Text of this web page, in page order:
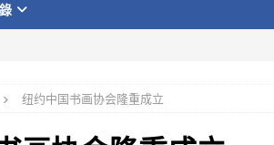
纽约中国书画协会隆重成立